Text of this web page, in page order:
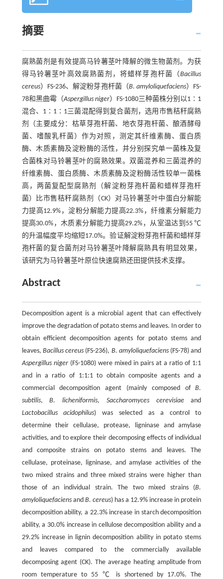
摘要
腐熟菌剂是有效提高马铃薯茎叶降解的微生物菌剂。为获
得马铃薯茎叶高效腐熟菌剂，将蜡样芽孢杆菌（Bacillus
cereus）FS-236、解淀粉芽孢杆菌（B. amyloliquefaciens）FS-
78和黑曲霉（Aspergillus niger）FS-1080三种菌株分别以1∶1
混合、1∶1∶1三菌混配得到复合菌剂，选用市售秸秆腐熟
剂（主要成分：枯草芽孢杆菌、地衣芽孢杆菌、酿酒酵母
菌、嗜酸乳杆菌）作为对照，测定其纤维素酶、蛋白质
酶、木质素酶及淀粉酶的活性，并分别探究单一菌株及复
合菌株对马铃薯茎叶的腐熟效果。双菌混养和三菌混养的
纤维素酶、蛋白质酶、木质素酶及淀粉酶活性较单一菌株
高，两菌复配型腐熟剂（解淀粉芽孢杆菌和蜡样芽孢杆
菌）比市售秸秆腐熟剂（CK）对马铃薯茎叶中蛋白分解能
力提高12.9%，淀粉分解能力提高22.3%，纤维素分解能力
提高30.0%，木质素分解能力提高29.2%，从室温达到55 ℃
的升温幅度平均缩短17.0%。验证解淀粉芽孢杆菌和蜡样芽
孢杆菌的复合菌剂对马铃薯茎叶降解腐熟具有明显效果，
该研究为马铃薯茎叶原位快速腐熟还田提供技术支撑。
Abstract
Decomposition agent is a microbial agent that can effectively
improve the degradation of potato stems and leaves. In order to
obtain efficient decomposition agents for potato stems and
leaves, Bacillus cereus (FS-236), B. amyloliquefaciens(FS-78) and
Aspergillus niger(FS-1080) were mixed in pairs at a ratio of 1:1
and in a ratio of 1:1:1 to obtain composite agents and a
commercial decomposition agent (mainly composed ofB.
subtilis,B. licheniformis, Saccharomyces cerevisiaeand
Lactobacillus acidophilus) was selected as a control to
determine their cellulase, protease, ligninase and amylase
activities, and to explore their decomposing effects of individual
and composite strains on potato stems and leaves. The
cellulase, proteinase, ligninase, and amylase activities of the
two mixed strains and three mixed strains were higher than
those of an individual strain. The two mixed strains (B.
amyloliquefaciensand B. cereus) has a 12.9% increase in protein
decomposition ability, a 22.3% increase in starch decomposition
ability, a 30.0% increase in cellulose decomposition ability and a
29.2% increase in lignin decomposition ability in potato stems
and leaves compared to the commercially available
decomposing agent (CK). The average heating amplitude from
room temperature to 55 ℃ is shortened by 17.0%. The